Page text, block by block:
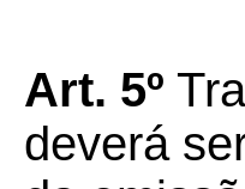
Art. 5º
deverá